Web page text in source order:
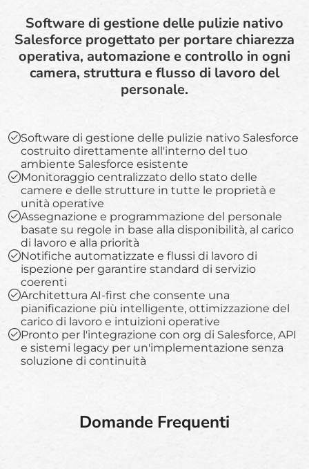
Software di gestione delle pulizie nativo
Salesforce progettato per portare chiarezza
operativa, automazione e controllo in ogni
camera, struttura e flusso di lavoro del
personale.
Software di gestione delle pulizie nativo Salesforce
costruito direttamente all'interno del tuo
ambiente Salesforce esistente
Monitoraggio centralizzato dello stato delle
camere e delle strutture in tutte le proprietà e
unità operative
Assegnazione e programmazione del personale
basate su regole in base alla disponibilità, al carico
di lavoro e alla priorità
Notifiche automatizzate e flussi di lavoro di
ispezione per garantire standard di servizio
coerenti
Architettura AI-first che consente una
pianificazione più intelligente, ottimizzazione del
carico di lavoro e intuizioni operative
Pronto per l'integrazione con org di Salesforce, API
e sistemi legacy per un'implementazione senza
soluzione di continuità
Domande Frequenti